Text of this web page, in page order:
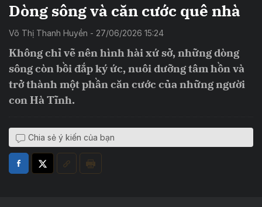
Dòng sông và căn cước quê nhà
Võ Thị Thanh Huyền - 27/06/2026 15:24
Không chỉ vẽ nên hình hài xứ sở, những dòng
sông còn bồi đắp ký ức, nuôi dưỡng tâm hồn và
trở thành một phần căn cước của những người
con Hà Tĩnh.
Chia sẻ ý kiến của bạn